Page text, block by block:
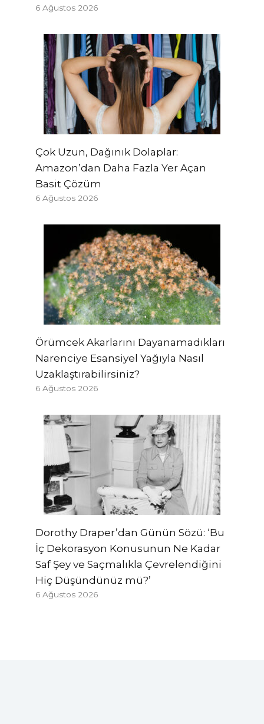
6 Ağustos 2026
Çok Uzun, Dağınık Dolaplar:
Amazon’dan Daha Fazla Yer Açan
Basit Çözüm
6 Ağustos 2026
Örümcek Akarlarını Dayanamadıkları
Narenciye Esansiyel Yağıyla Nasıl
Uzaklaştırabilirsiniz?
6 Ağustos 2026
Dorothy Draper’dan Günün Sözü: ‘Bu
İç Dekorasyon Konusunun Ne Kadar
Saf Şey ve Saçmalıkla Çevrelendiğini
Hiç Düşündünüz mü?’
6 Ağustos 2026